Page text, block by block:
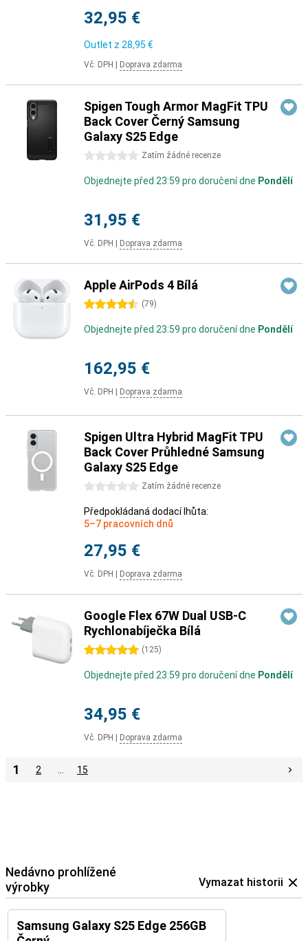
32,95 €
Outlet z 28,95 €
Vč. DPH Doprava zdarma
Spigen Tough Armor MagFit TPU
Back Cover Černý Samsung
Galaxy S25 Edge
0 hvězdičky Zatím žádné recenze
Objednejte před 23:59 pro doručení dne Pondělí
31,95 €
Vč. DPH Doprava zdarma
Apple AirPods 4 Bílá
4.5 hvězdičky(79)
Objednejte před 23:59 pro doručení dne Pondělí
162,95 €
Vč. DPH Doprava zdarma
Spigen Ultra Hybrid MagFit TPU
Back Cover Průhledné Samsung
Galaxy S25 Edge
0 hvězdičky Zatím žádné recenze
Předpokládaná dodací lhůta:
5–7 pracovních dnů
27,95 €
Vč. DPH Doprava zdarma
Google Flex 67W Dual USB-C
Rychlonabíječka Bílá
5 hvězdičky (125)
Objednejte před 23:59 pro doručení dne Pondělí
34,95 €
Vč. DPH Doprava zdarma
1 2 15
Nedávno prohlížené
výrobky
Vymazat historii
Samsung Galaxy S25 Edge 256GB